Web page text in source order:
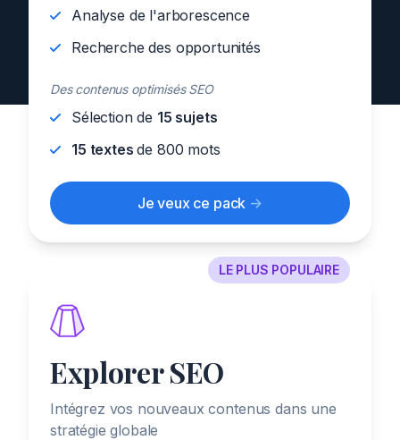
Analyse de l'arborescence
Recherche des opportunités
Des contenus optimisés SEO
Sélection de 15 sujets
15 textesde 800 mots
Je veux ce pack ->
LE PLUS POPULAIRE
Explorer SEO
Intégrez vos nouveaux contenus dans une
stratégie globale